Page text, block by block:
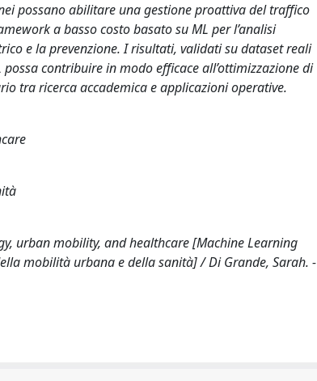
possano abilitare una gestione proattiva del traffico
a basso costo basato su ML per l’analisi
e la prevenzione. I risultati, validati su dataset reali
contribuire in modo efficace all’ottimizzazione di
tra ricerca accademica e applicazioni operative.
urban mobility, and healthcare [Machine Learning
mobilità urbana e della sanità] / Di Grande, Sarah. -